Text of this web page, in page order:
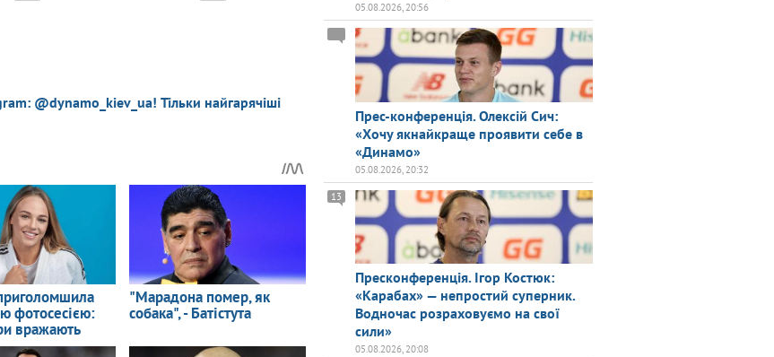
@dynamo_kiev_ua! Тільки найгарячіші
05.08.2026, 20:56
Прес-конференція. Олексій Сич:
«Хочу якнайкраще проявити себе в
«Динамо»
05.08.2026, 20:32
Пресконференція. Ігор Костюк:
«Карабах» — непростий суперник.
Водночас розраховуємо на свої
сили»
13
05.08.2026, 20:08